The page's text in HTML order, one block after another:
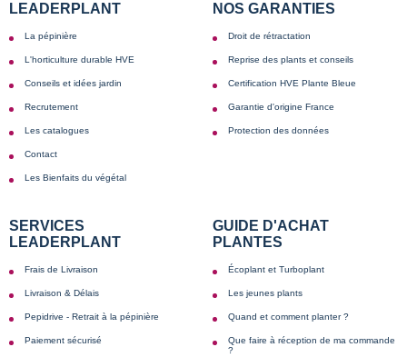
LEADERPLANT
La pépinière
L'horticulture durable HVE
Conseils et idées jardin
Recrutement
Les catalogues
Contact
Les Bienfaits du végétal
NOS GARANTIES
Droit de rétractation
Reprise des plants et conseils
Certification HVE Plante Bleue
Garantie d'origine France
Protection des données
SERVICES
LEADERPLANT
Frais de Livraison
Livraison & Délais
Pepidrive - Retrait à la pépinière
Paiement sécurisé
GUIDE D'ACHAT
PLANTES
Écoplant et Turboplant
Les jeunes plants
Quand et comment planter ?
Que faire à réception de ma commande
?